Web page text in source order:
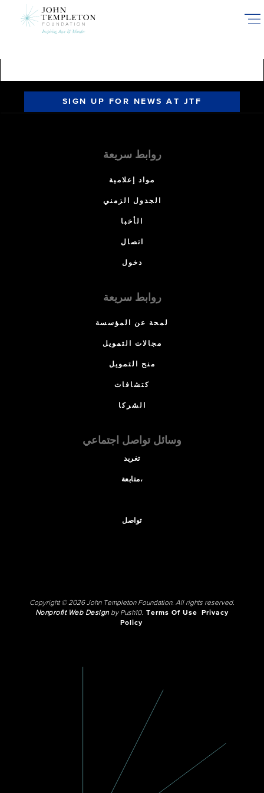
SIGN UP FOR NEWS AT JTF
روابط سريعة
مواد إعلامية
الجدول الزمني
الأخبا
اتصال
دخول
روابط سريعة
لمحة عن المؤسسة
مجالات التمويل
منح التمويل
كتشافات
الشركا
وسائل تواصل اجتماعي
تغريد
متابعة،
تواصل
Copyright © 2026 John Templeton Foundation. All rights reserved.
Nonprofit Web Designby Push10. Terms Of Use
Privacy
Policy